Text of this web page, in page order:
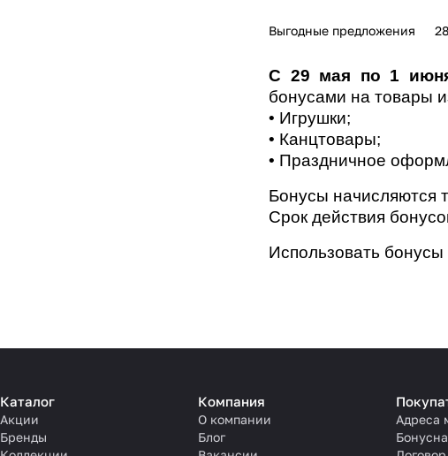
Выгодные предложения
С 29 мая по 1
бонусами на товары
• Игрушки;
• Канцтовары;
• Праздничное
Бонусы начисляются
Срок действия
Использовать
Каталог
Акции
Бренды
Компания
О компании
Блог
Адреса